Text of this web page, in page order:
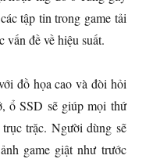
tập tin trong game tải
vấn đề về hiệu suất.
đồ họa cao và đòi hỏi
ổ SSD sẽ giúp mọi thứ
trặc. Người dùng sẽ
game giật như trước